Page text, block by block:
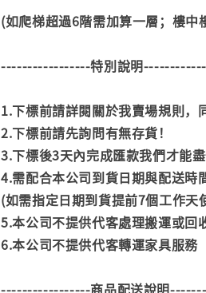
(如爬梯超過6階需加算一層；樓中
-----------------特別說明
1.下標前請詳閱關於我賣場規則，
2.下標前請先詢問有無存貨！
3.下標後3天內完成匯款我們才能盡
4.需配合本公司到貨日期與配送時
(如需指定日期到貨提前7個工作天
5.本公司不提供代客處理搬運或回
6.本公司不提供代客轉運家具服務
-----------------商品配送說明